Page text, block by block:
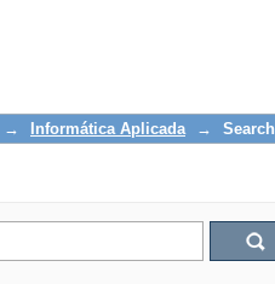
→ Informática Aplicada → Search